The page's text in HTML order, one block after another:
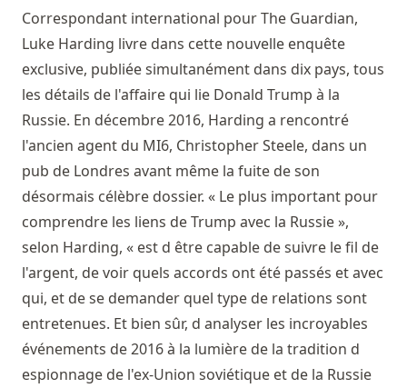
Correspondant international pour The Guardian,
Luke Harding livre dans cette nouvelle enquête
exclusive, publiée simultanément dans dix pays, tous
les détails de l'affaire qui lie Donald Trump à la
Russie. En décembre 2016, Harding a rencontré
l'ancien agent du MI6, Christopher Steele, dans un
pub de Londres avant même la fuite de son
désormais célèbre dossier. « Le plus important pour
comprendre les liens de Trump avec la Russie »,
selon Harding, « est d être capable de suivre le fil de
l'argent, de voir quels accords ont été passés et avec
qui, et de se demander quel type de relations sont
entretenues. Et bien sûr, d analyser les incroyables
événements de 2016 à la lumière de la tradition d
espionnage de l'ex-Union soviétique et de la Russie